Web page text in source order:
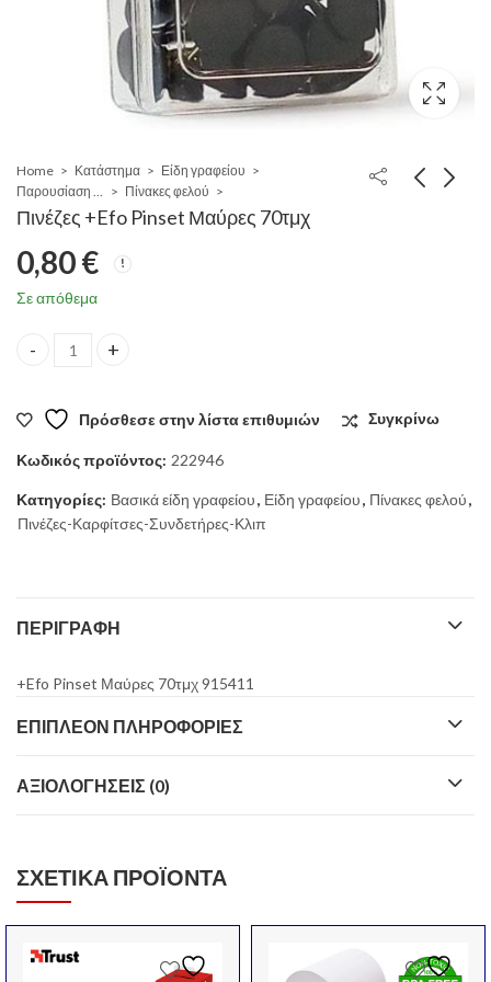
Home Κατάστημα
Είδη γραφείου
Παρουσίαση - σήμανση
Πίνακες φελού
Πινέζες +Efo Pinset Μαύρες 70τμχ
0,80€
Σε απόθεμα
Πινέζες +Efo Pinset Μαύρες 70τμχ quantity
Πρόσθεσε στην λίστα επιθυμιών Συγκρίνω
Κωδικός προϊόντος: 222946
Κατηγορίες: Βασικά είδη γραφείου, Είδη γραφείου, Πίνακες φελού,
Πινέζες-Καρφίτσες-Συνδετήρες-Κλιπ
ΠΕΡΙΓΡΑΦΉ
+Efo Pinset Μαύρες 70τμχ 915411
ΕΠΙΠΛΈΟΝ ΠΛΗΡΟΦΟΡΊΕΣ
ΑΞΙΟΛΟΓΉΣΕΙΣ (0)
ΣΧΕΤΙΚΆ ΠΡΟΪΌΝΤΑ